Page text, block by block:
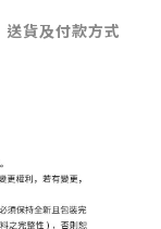
送貨及付款方式